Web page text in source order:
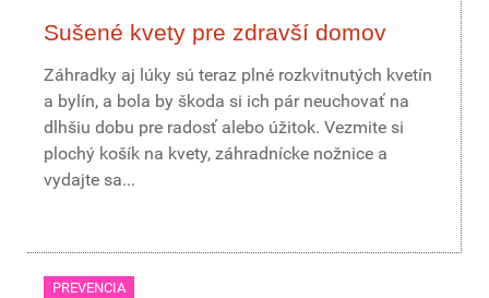
Sušené kvety pre zdravší domov
Záhradky aj lúky sú teraz plné rozkvitnutých kvetín
a bylín, a bola by škoda si ich pár neuchovať na
dlhšiu dobu pre radosť alebo úžitok. Vezmite si
plochý košík na kvety, záhradnícke nožnice a
vydajte sa...
PREVENCIA